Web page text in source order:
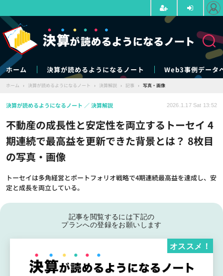
ホーム 決算が読めるようになるノート Web3事例データ
ホーム › 決算が読めるようになるノート › 決算解説 › 記事 › 写真・画像
不動産の成長性と安定性を両立するトーセイ 4
期連続で最高益を更新できた背景とは？ 8枚目
の写真・画像
トーセイは多角経営とポートフォリオ戦略で4期連続最高益を達成し、安
定と成長を両立している。
決算が読めるようになるノート 決算解説 2026.1.17 Sat 13:52
記事を閲覧するには下記の
プランへの登録をお願いします
オススメ！